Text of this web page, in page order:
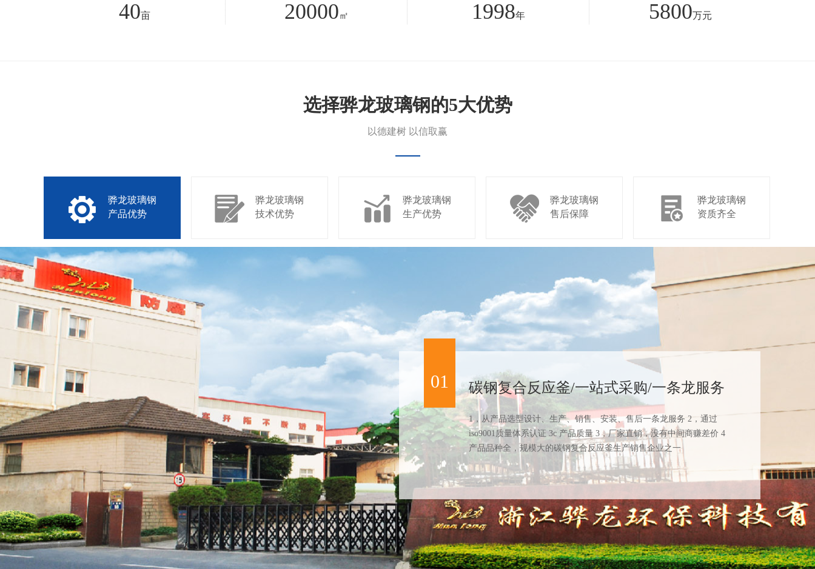
40亩 20000㎡ 1998年 5800万元
选择骅龙玻璃钢的5大优势
以德建树 以信取赢
骅龙玻璃钢
产品优势
骅龙玻璃钢
技术优势
骅龙玻璃钢
生产优势
骅龙玻璃钢
售后保障
骅龙玻璃钢
资质齐全
01 碳钢复合反应釜/一站式采购/一条龙服务
1，从产品选型设计、生产、销售、安装、售后一条龙服务 2，通过
iso9001质量体系认证 3c 产品质量 3，厂家直销，没有中间商赚差价 4
产品品种全，规模大的碳钢复合反应釜生产销售企业之一